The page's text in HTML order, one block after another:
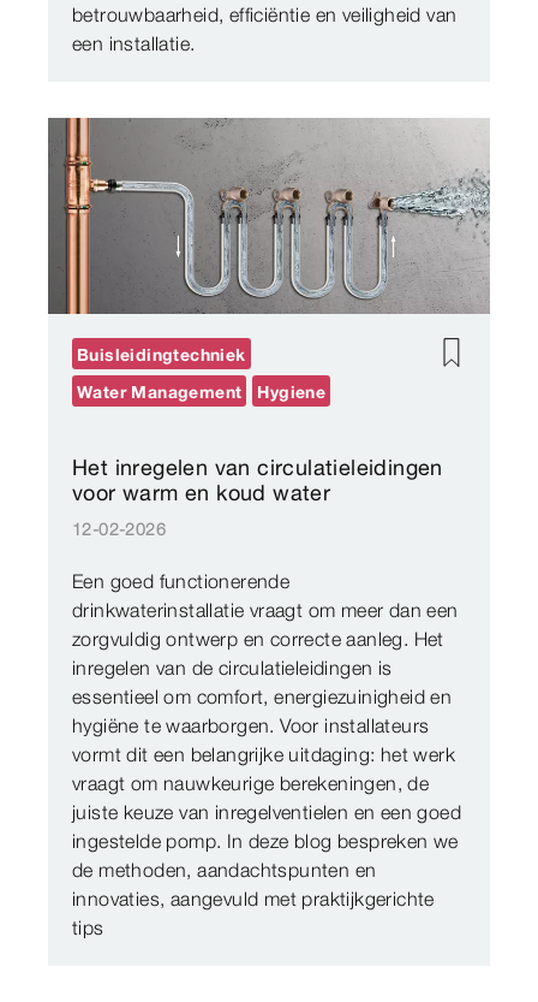
betrouwbaarheid, efficiëntie en veiligheid van
een installatie.
Het inregelen van circulatieleidingen
voor warm en koud water
12-02-2026
Een goed functionerende
drinkwaterinstallatie vraagt om meer dan een
zorgvuldig ontwerp en correcte aanleg. Het
inregelen van de circulatieleidingen is
essentieel om comfort, energiezuinigheid en
hygiëne te waarborgen. Voor installateurs
vormt dit een belangrijke uitdaging: het werk
vraagt om nauwkeurige berekeningen, de
juiste keuze van inregelventielen en een goed
ingestelde pomp. In deze blog bespreken we
de methoden, aandachtspunten en
innovaties, aangevuld met praktijkgerichte
tips
Buisleidingtechniek
Water Management
Hygiene